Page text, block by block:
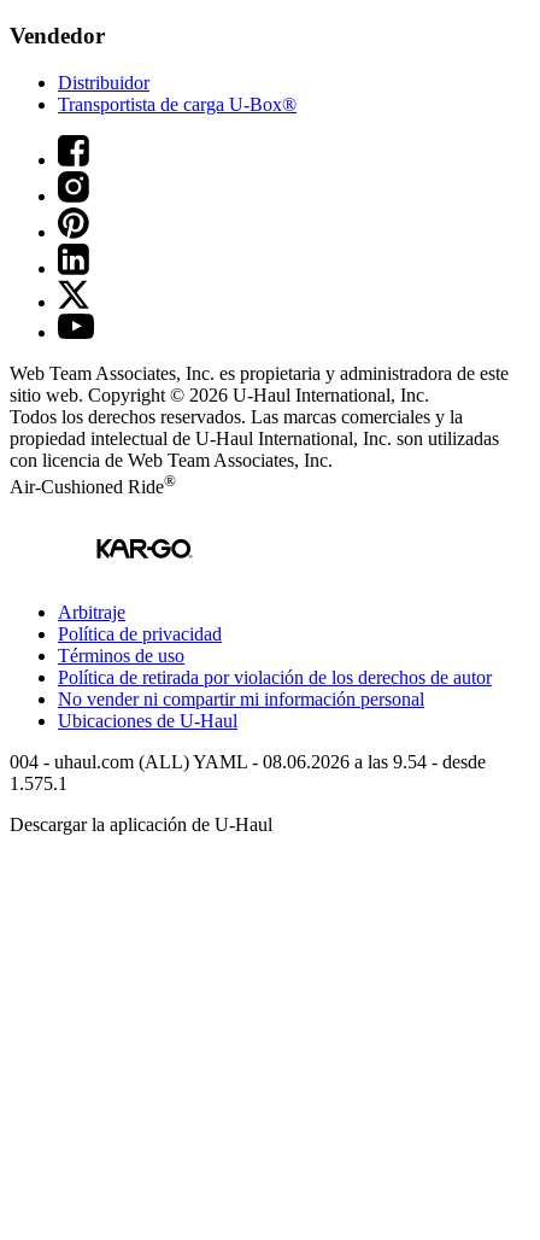
Vendedor
Distribuidor
Transportista de carga U-Box®
Web Team Associates, Inc. es propietaria y administradora de este
sitio web. Copyright © 2026 U-Haul International, Inc.
Todos los derechos reservados. Las marcas comerciales y la
propiedad intelectual de U-Haul International, Inc. son utilizadas
con licencia de Web Team Associates, Inc.
Air-Cushioned Ride®
Arbitraje
Política de privacidad
Términos de uso
Política de retirada por violación de los derechos de autor
No vender ni compartir mi información personal
Ubicaciones de U-Haul
004 - uhaul.com (ALL) YAML - 08.06.2026 a las 9.54 - desde
1.575.1
Descargar la aplicación de U-Haul